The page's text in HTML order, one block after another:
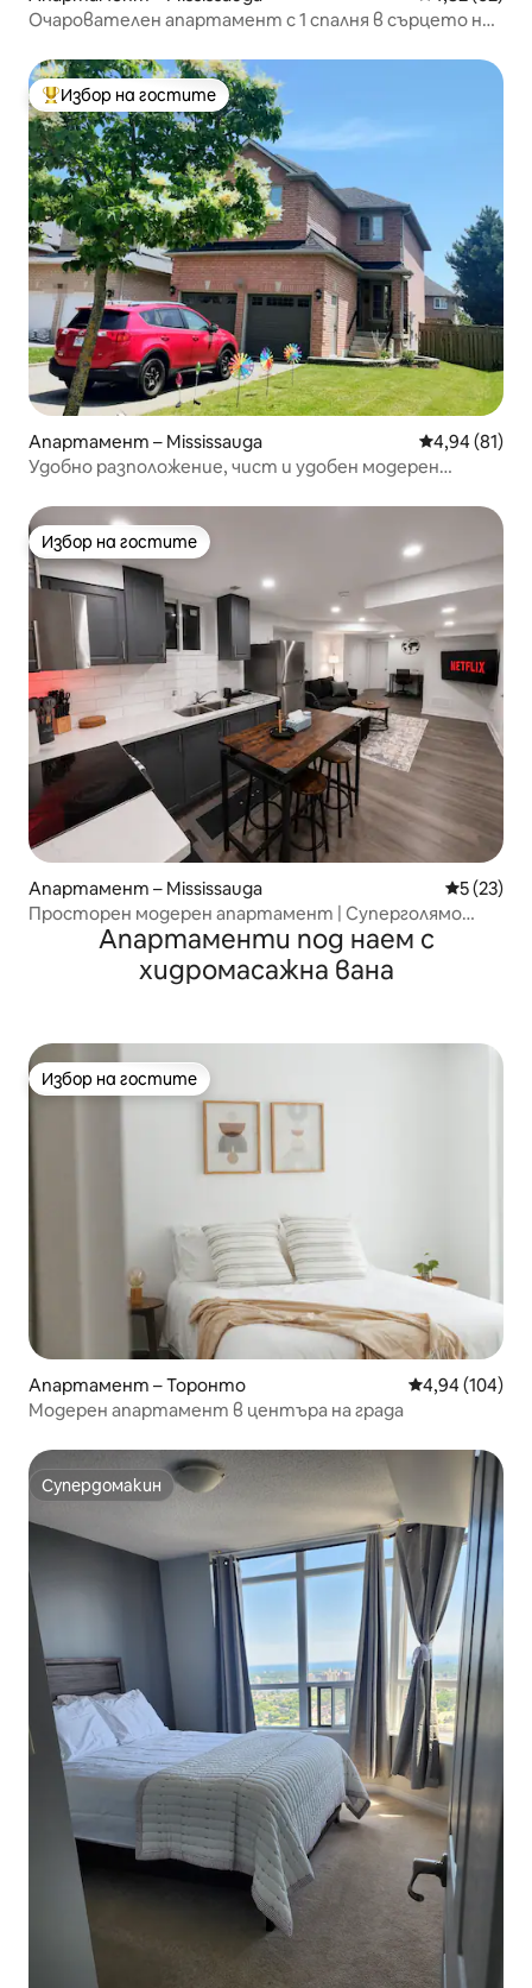
Очарователен апартамент с 1 спалня в сърцето на
Най-популярен избор на гостите
Избор на гостите
Апартамент – Mississauga Средна
4,94 (81)
Удобно разположение, чист и удобен модерен
Избор на гостите
Избор на гостите
Апартамент – Mississauga Средна
5 (23)
Просторен модерен апартамент | Суперголямо
двойно легло + работно пространство
Апартаменти под наем с
хидромасажна вана
Избор на гостите
Избор на гостите
Апартамент – Торонто Средна
4,94 (104)
Модерен апартамент в центъра на града
Супердомакин
Супердомакин